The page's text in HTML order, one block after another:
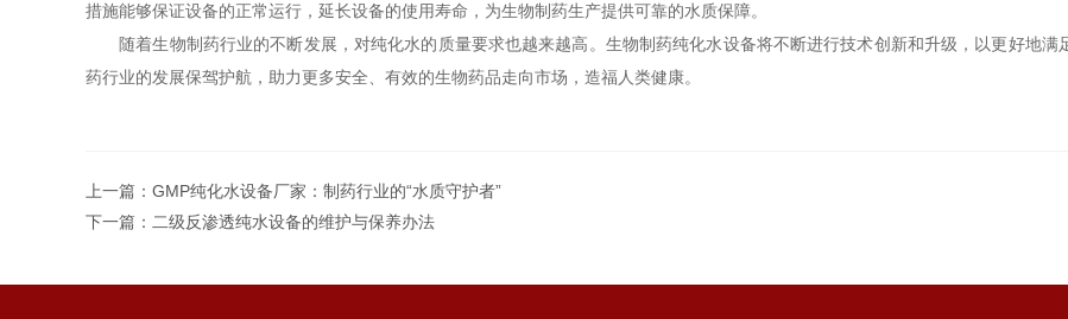
措施能够保证设备的正常运行，延长设备的使用寿命，为生物制药生产提供可靠的水质保障。
随着生物制药行业的不断发展，对纯化水的质量要求也越来越高。生物制药纯化水设备将不断进行技术创新和升级，以更好地满
药行业的发展保驾护航，助力更多安全、有效的生物药品走向市场，造福人类健康。
上一篇： GMP纯化水设备厂家：制药行业的“水质守护者”
下一篇： 二级反渗透纯水设备的维护与保养办法